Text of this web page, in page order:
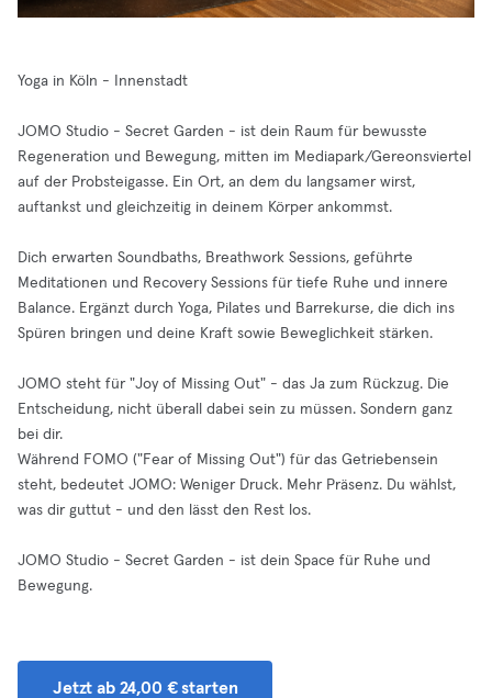
Yoga in Köln - Innenstadt
JOMO Studio - Secret Garden - ist dein Raum für bewusste
Regeneration und Bewegung, mitten im Mediapark/Gereonsviertel
auf der Probsteigasse. Ein Ort, an dem du langsamer wirst,
auftankst und gleichzeitig in deinem Körper ankommst.
Dich erwarten Soundbaths, Breathwork Sessions, geführte
Meditationen und Recovery Sessions für tiefe Ruhe und innere
Balance. Ergänzt durch Yoga, Pilates und Barrekurse, die dich ins
Spüren bringen und deine Kraft sowie Beweglichkeit stärken.
JOMO steht für "Joy of Missing Out" - das Ja zum Rückzug. Die
Entscheidung, nicht überall dabei sein zu müssen. Sondern ganz
bei dir.
Während FOMO ("Fear of Missing Out") für das Getriebensein
steht, bedeutet JOMO: Weniger Druck. Mehr Präsenz. Du wählst,
was dir guttut - und den lässt den Rest los.
JOMO Studio - Secret Garden - ist dein Space für Ruhe und
Bewegung.
Jetzt ab 24,00 € starten